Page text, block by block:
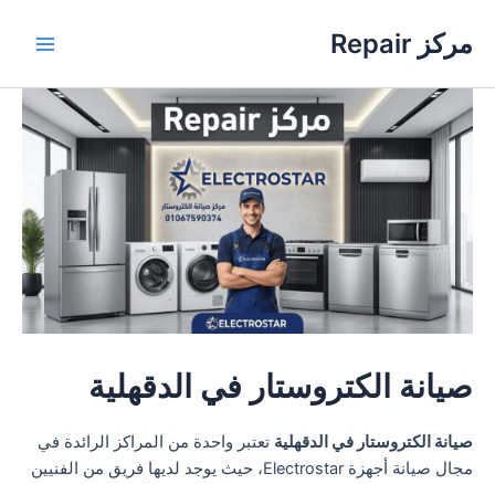
المحتوى
مركز Repair
صيانة الكتروستار في الدقهلية
صيانة الكتروستار في الدقهلية تعتبر واحدة من المراكز الرائدة في
مجال صيانة أجهزة Electrostar، حيث يوجد لديها فريق من الفنيين